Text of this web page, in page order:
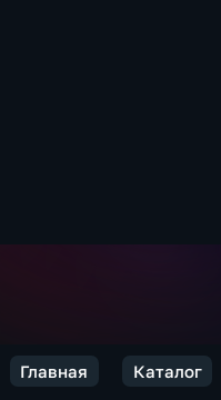
Главная Каталог